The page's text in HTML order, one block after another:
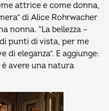
attrice e come donna,
di Alice Rohrwacher
nonna. “La bellezza –
punti di vista, per me
di eleganza”. E aggiunge:
è avere una natura